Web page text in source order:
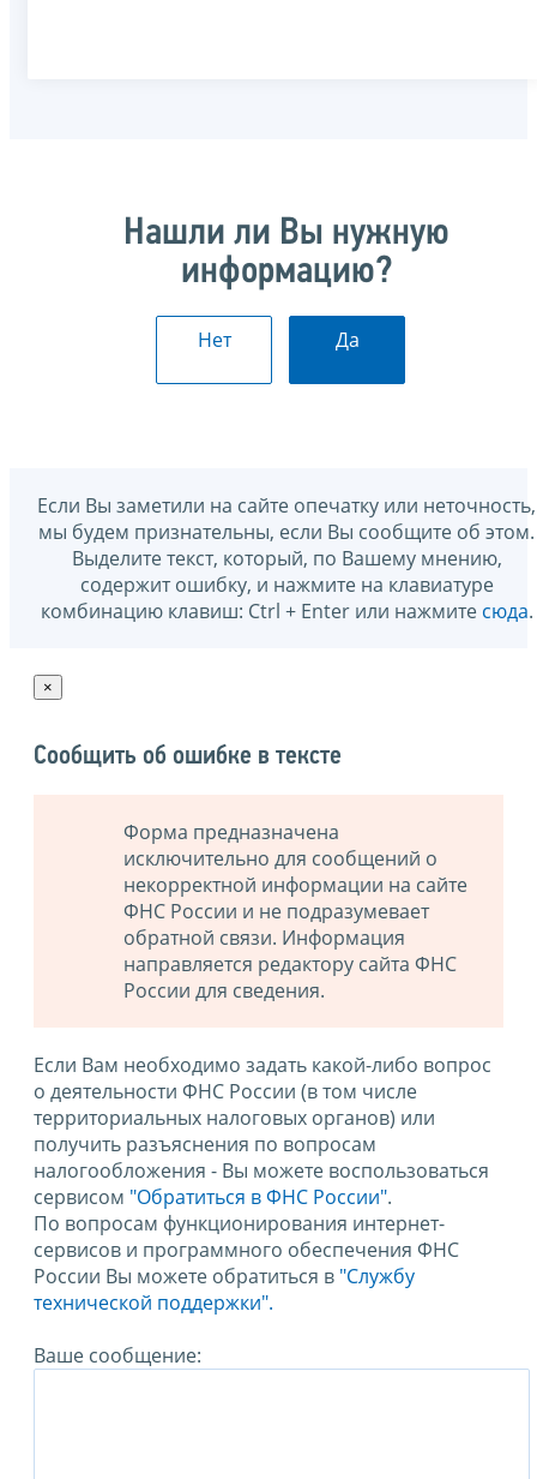
Нашли ли Вы нужную
информацию?
Нет Да
Если Вы заметили на сайте опечатку или неточность,
мы будем признательны, если Вы сообщите об этом.
Выделите текст, который, по Вашему мнению,
содержит ошибку, и нажмите на клавиатуре
комбинацию клавиш: Ctrl + Enter или нажмите сюда.
×
Сообщить об ошибке в тексте
Форма предназначена
исключительно для сообщений о
некорректной информации на сайте
ФНС России и не подразумевает
обратной связи. Информация
направляется редактору сайта ФНС
России для сведения.
Если Вам необходимо задать какой-либо вопрос
о деятельности ФНС России (в том числе
территориальных налоговых органов) или
получить разъяснения по вопросам
налогообложения - Вы можете воспользоваться
сервисом "Обратиться в ФНС России".
По вопросам функционирования интернет-
сервисов и программного обеспечения ФНС
России Вы можете обратиться в "Службу
технической поддержки".
Ваше сообщение: